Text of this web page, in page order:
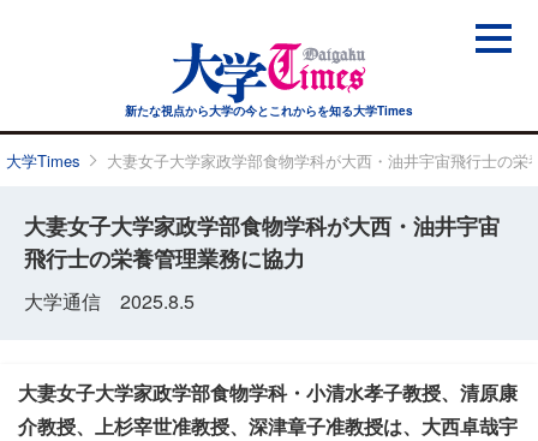
新たな視点から大学の今とこれからを知る大学Times
大学Times 大妻女子大学家政学部食物学科が大西・油井宇宙飛行士の栄
大妻女子大学家政学部食物学科が大西・油井宇宙
飛行士の栄養管理業務に協力
大学通信 2025.8.5
大妻女子大学家政学部食物学科・小清水孝子教授、清原康
介教授、上杉宰世准教授、深津章子准教授は、大西卓哉宇